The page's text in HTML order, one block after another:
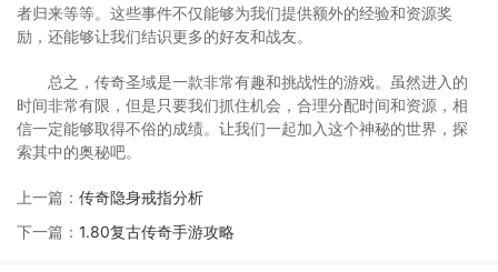
者归来等等。这些事件不仅能够为我们提供额外的经验和资源奖
励，还能够让我们结识更多的好友和战友。
总之，传奇圣域是一款非常有趣和挑战性的游戏。虽然进入的
时间非常有限，但是只要我们抓住机会，合理分配时间和资源，相
信一定能够取得不俗的成绩。让我们一起加入这个神秘的世界，探
索其中的奥秘吧。
上一篇： 传奇隐身戒指分析
下一篇： 1.80复古传奇手游攻略